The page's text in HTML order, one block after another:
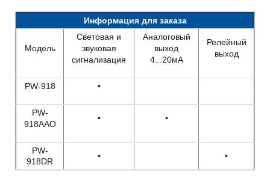
Информация для заказа
Модель
Световая и
звуковая
сигнализация
Аналоговый
выход
4...20мА
Релейный
выход
PW-918 •
PW-
918AAO
• •
PW-
918DR
• •